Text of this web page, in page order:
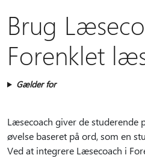
Brug
Forenklet
Gælder for
Læsecoach giver de
øvelse baseret på ord, som en
Ved at integrere Læsecoach i